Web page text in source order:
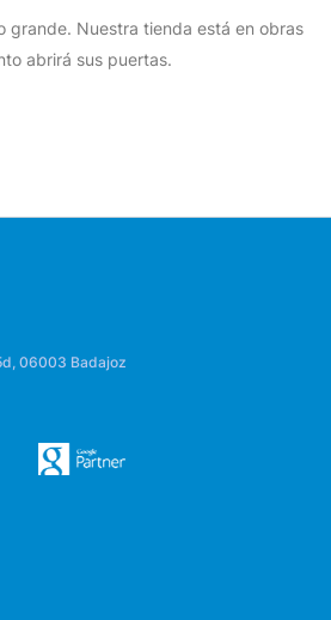
grande. Nuestra tienda está en obras
abrirá sus puertas.
06003 Badajoz